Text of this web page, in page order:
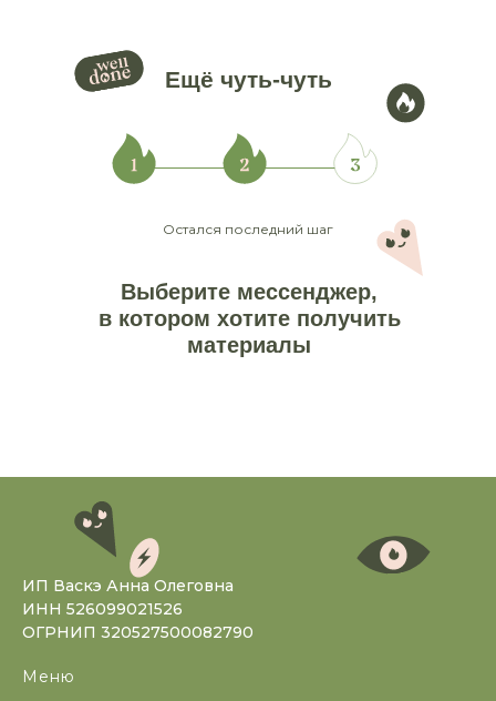
Ещё чуть-чуть
Остался последний шаг
Выберите мессенджер,
в котором хотите получить
материалы
ИП Васкэ Анна Олеговна
ИНН 526099021526
ОГРНИП 320527500082790
Меню